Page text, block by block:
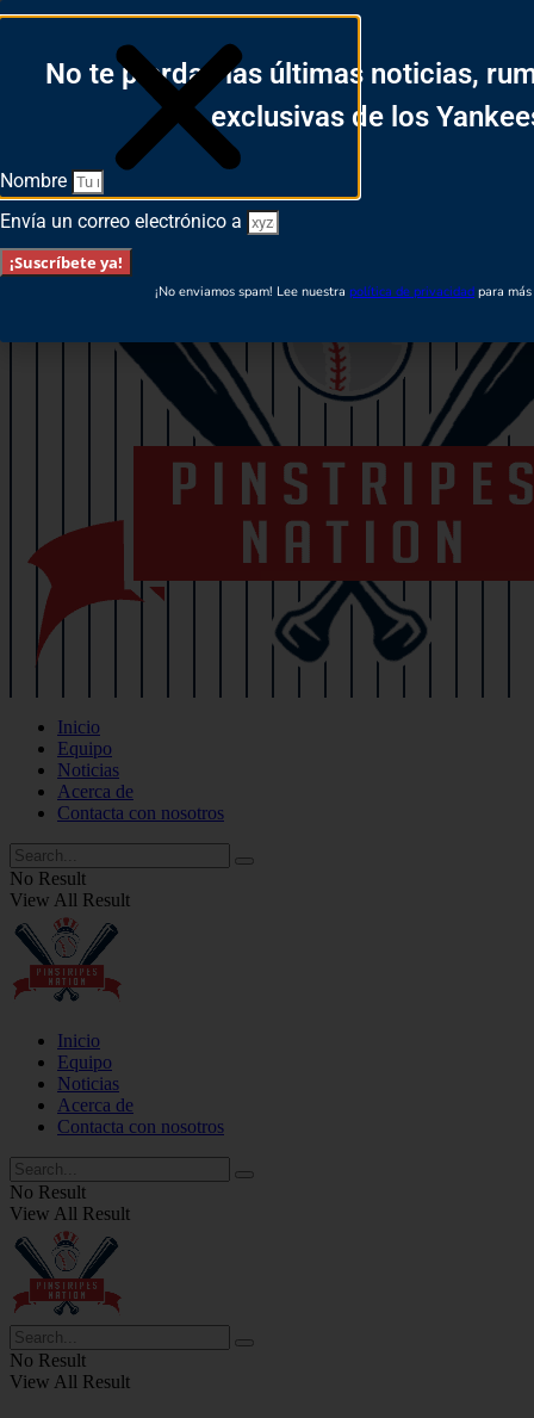
Español
English
Inicio
Equipo
Noticias
Acerca de
Contacta con nosotros
No Result
View All Result
Inicio
Equipo
Noticias
Acerca de
Contacta con nosotros
No Result
View All Result
No Result
View All Result
No te pierdas las últimas noticias,
exclusivas de los
Nombre
Envía un correo electrónico a
¡Suscríbete ya!
¡No enviamos spam! Lee nuestra política de privacidad para